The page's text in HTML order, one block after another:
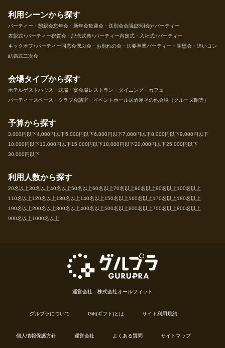
利用シーンから探す
パーティー・懇親会忘年会・新年会歓迎会・送別会会議(説明会)+パーティー
表彰式+パーティー祝賀会・記念式典+パーティー内定式・入社式+パーティー
キックオフ+パーティー 同窓会偲ぶ会・お別れの会・法要卒業パーティー・謝恩会・追いコン
結婚式二次会
会場タイプから探す
ホテルゲストハウス・式場・宴会場レストラン・ダイニング・カフェ
パーティースペース・クラブ会議室・イベントホール居酒屋その他会場（クルーズ船等）
予算から探す
3,000円以下4,000円以下5,000円以下6,000円以下7,000円以下8,000円以下9,000円以下
10,000円以下13,000円以下15,000円以下18,000円以下20,000円以下25,000円以下
30,000円以下
利用人数から探す
20名以上30名以上40名以上50名以上60名以上70名以上80名以上90名以上100名以上
110名以上120名以上130名以上140名以上150名以上160名以上170名以上180名以上
190名以上200名以上300名以上400名以上500名以上600名以上700名以上800名以上
900名以上1000名以上
運営会社：株式会社オールフィット
グルプラについて Gift(ギフト)とは サイト利用規約
個人情報保護方針 運営会社 よくある質問 サイトマップ